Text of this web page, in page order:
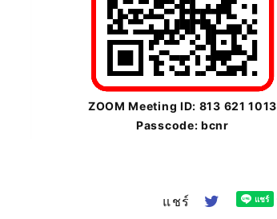
ZOOM Meeting ID: 813 621 1013
Passcode: bcnr
แชร์